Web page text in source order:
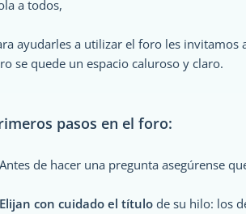
a todos,
ayudarles a utilizar el foro les invitamos
se quede un espacio caluroso y claro.
pasos en el foro:
de hacer una pregunta asegúrense
Elijan con cuidado el título de su hilo: los